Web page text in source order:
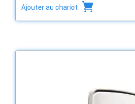
Ajouter au chariot